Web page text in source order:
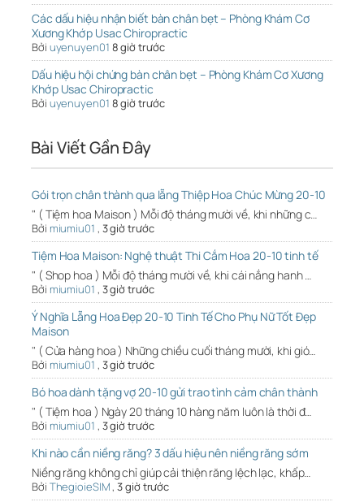
Các dấu hiệu nhận biết bàn chân bẹt – Phòng Khám Cơ
Xương Khớp Usac Chiropractic
Bởi uyenuyen01 8 giờ trước
Dấu hiệu hội chứng bàn chân bẹt – Phòng Khám Cơ Xương
Khớp Usac Chiropractic
Bởi uyenuyen01 8 giờ trước
Bài Viết Gần Đây
Gói trọn chân thành qua lẵng Thiệp Hoa Chúc Mừng 20-10
" ( Tiệm hoa Maison ) Mỗi độ tháng mười về, khi những c…
Bởi miumiu01 , 3 giờ trước
Tiệm Hoa Maison: Nghệ thuật Thi Cắm Hoa 20-10 tinh tế
" ( Shop hoa ) Mỗi độ tháng mười về, khi cái nắng hanh …
Bởi miumiu01 , 3 giờ trước
Ý Nghĩa Lẵng Hoa Đẹp 20-10 Tinh Tế Cho Phụ Nữ Tốt Đẹp
Maison
" ( Cửa hàng hoa ) Những chiều cuối tháng mười, khi gió…
Bởi miumiu01 , 3 giờ trước
Bó hoa dành tặng vợ 20-10 gửi trao tình cảm chân thành
" ( Tiệm hoa ) Ngày 20 tháng 10 hàng năm luôn là thời đ…
Bởi miumiu01 , 3 giờ trước
Khi nào cần niềng răng? 3 dấu hiệu nên niềng răng sớm
Niềng răng không chỉ giúp cải thiện răng lệch lạc, khấp…
Bởi ThegioieSIM,3 giờ trước